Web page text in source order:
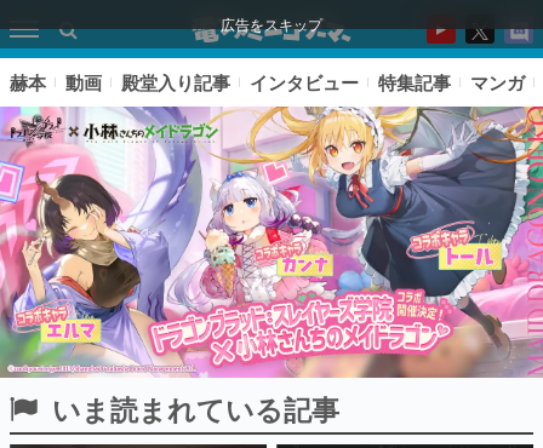
広告をスキップ
ピックアップ
赫本 動画 殿堂入り記事 インタビュー 特集記事 マンガ
いま読まれている記事